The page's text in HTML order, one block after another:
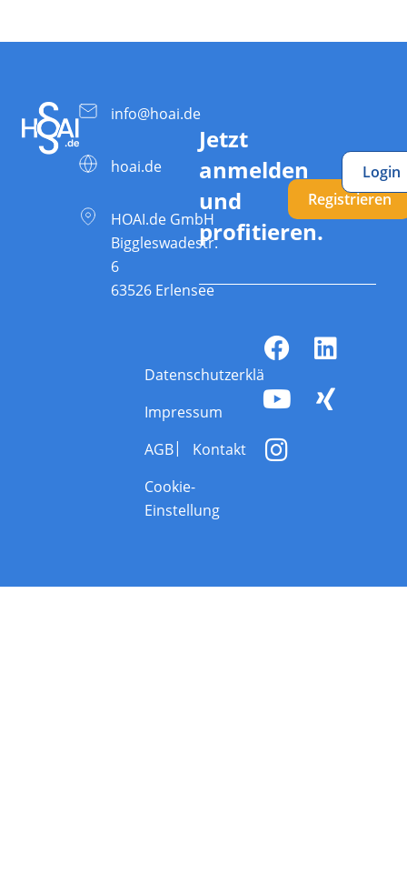
info@hoai.de
hoai.de
HOAI.de GmbH
Biggleswadestr.
6
63526 Erlensee
Jetzt
anmelden
und
profitieren.
Registrieren
Login
Datenschutzerklärung
Impressum
AGB
Kontakt
Cookie-
Einstellung